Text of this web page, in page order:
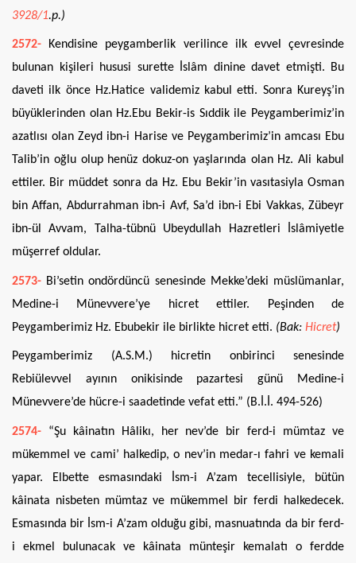
3928/1.p.)
2572- Kendisine peygamberlik verilince ilk evvel çevresinde
bulunan kişileri hususi surette İslâm dinine davet etmişti. Bu
daveti ilk önce Hz.Hatice validemiz kabul etti. Sonra Kureyş’in
büyüklerinden olan Hz.Ebu Bekir-is Sıddik ile Peygamberimiz’in
azatlısı olan Zeyd ibn-i Harise ve Peygamberimiz’in amcası Ebu
Talib’in oğlu olup henüz dokuz-on yaşlarında olan Hz. Ali kabul
ettiler. Bir müddet sonra da Hz. Ebu Bekir’in vasıtasiyla Osman
bin Affan, Abdurrahman ibn-i Avf, Sa’d ibn-i Ebi Vakkas, Zübeyr
ibn-ül Avvam, Talha-tübnü Ubeydullah Hazretleri İslâmiyetle
müşerref oldular.
2573- Bi’setin ondördüncü senesinde Mekke’deki müslümanlar,
Medine-i Münevvere’ye hicret ettiler. Peşinden de
Peygamberimiz Hz. Ebubekir ile birlikte hicret etti. (Bak: Hicret)
Peygamberimiz (A.S.M.) hicretin onbirinci senesinde
Rebiülevvel ayının onikisinde pazartesi günü Medine-i
Münevvere’de hücre-i saadetinde vefat etti.” (B.İ.İ. 494-526)
2574- “Şu kâinatın Hâlikı, her nev’de bir ferd-i mümtaz ve
mükemmel ve cami’ halkedip, o nev’in medar-ı fahri ve kemali
yapar. Elbette esmasındaki İsm-i A’zam tecellisiyle, bütün
kâinata nisbeten mümtaz ve mükemmel bir ferdi halkedecek.
Esmasında bir İsm-i A’zam olduğu gibi, masnuatında da bir ferd-
i ekmel bulunacak ve kâinata münteşir kemalatı o ferdde